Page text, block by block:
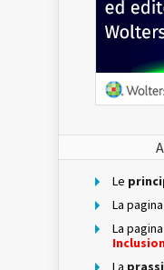
Le
La
La
La prassi